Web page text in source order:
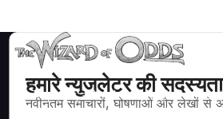
हमारे न्युजलेटर की
नवीनतम समाचारों, घोषणाओं और लेखों से
ब्लैकजैक, क्रेप्स, रूलेट और अन्य सैकड़ों कैसीनो खेलों